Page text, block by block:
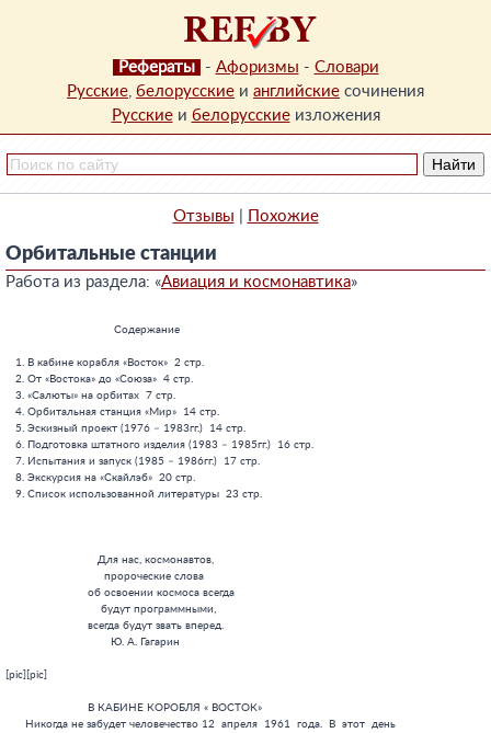
Рефераты - Афоризмы - Словари
Русские, белорусские и английские сочинения
Русскиеи белорусскиеизложения
Отзывы Похожие
Орбитальные станции
Работа из раздела: «Авиация и космонавтика»